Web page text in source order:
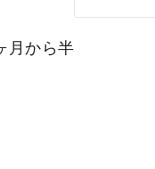
月から半
プなど、